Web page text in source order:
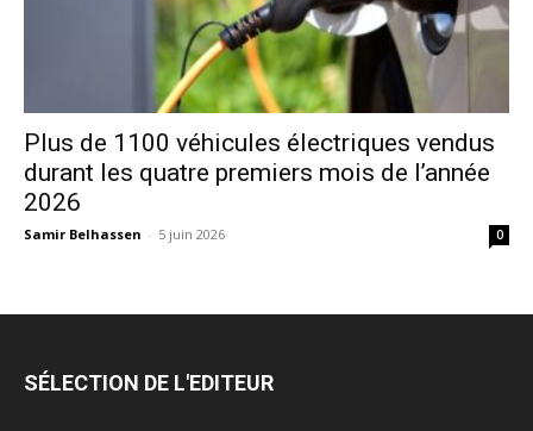
Plus de 1100 véhicules électriques vendus
durant les quatre premiers mois de l’année
2026
Samir Belhassen - 5 juin 2026 0
SÉLECTION DE L'EDITEUR